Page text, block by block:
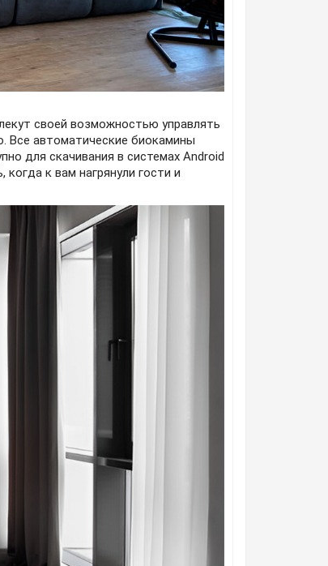
своей возможностью управлять
Все автоматические биокамины
для скачивания в системах Android
к вам нагрянули гости и